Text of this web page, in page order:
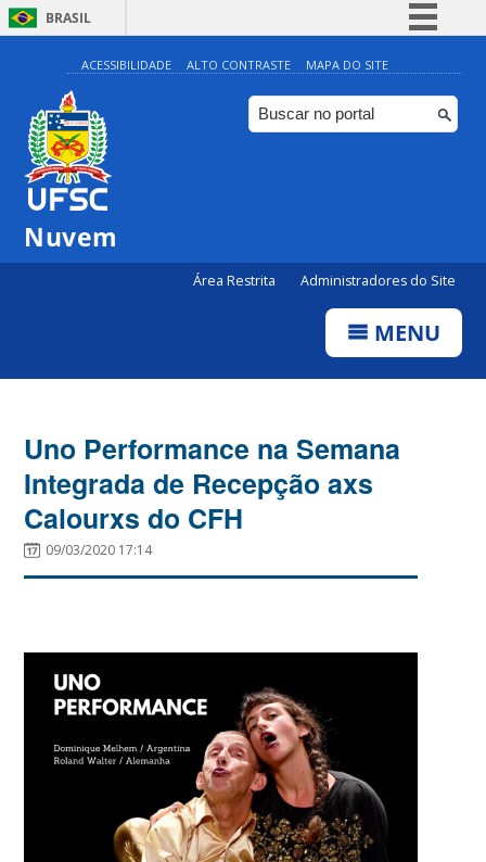
BRASIL
Simplifique!
Comunica BR
Participe
ACESSIBILIDADE ALTO CONTRASTE MAPA DO SITE
Nuvem
Área Restrita Administradores do Site
MENU
Uno Performance na Semana
Integrada de Recepção axs
Calourxs do CFH
09/03/2020 17:14